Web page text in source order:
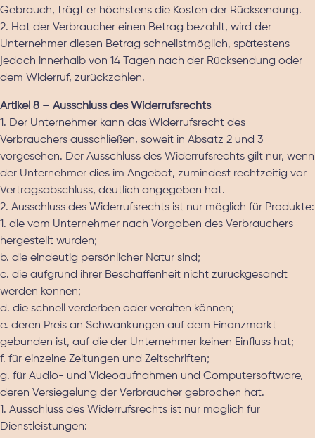
Gebrauch, trägt er höchstens die Kosten der Rücksendung.
2. Hat der Verbraucher einen Betrag bezahlt, wird der
Unternehmer diesen Betrag schnellstmöglich, spätestens
jedoch innerhalb von 14 Tagen nach der Rücksendung oder
dem Widerruf, zurückzahlen.
Artikel 8 – Ausschluss des Widerrufsrechts
1. Der Unternehmer kann das Widerrufsrecht des
Verbrauchers ausschließen, soweit in Absatz 2 und 3
vorgesehen. Der Ausschluss des Widerrufsrechts gilt nur, wenn
der Unternehmer dies im Angebot, zumindest rechtzeitig vor
Vertragsabschluss, deutlich angegeben hat.
2. Ausschluss des Widerrufsrechts ist nur möglich für Produkte:
1. die vom Unternehmer nach Vorgaben des Verbrauchers
hergestellt wurden;
b. die eindeutig persönlicher Natur sind;
c. die aufgrund ihrer Beschaffenheit nicht zurückgesandt
werden können;
d. die schnell verderben oder veralten können;
e. deren Preis an Schwankungen auf dem Finanzmarkt
gebunden ist, auf die der Unternehmer keinen Einfluss hat;
f. für einzelne Zeitungen und Zeitschriften;
g. für Audio- und Videoaufnahmen und Computersoftware,
deren Versiegelung der Verbraucher gebrochen hat.
1. Ausschluss des Widerrufsrechts ist nur möglich für
Dienstleistungen: